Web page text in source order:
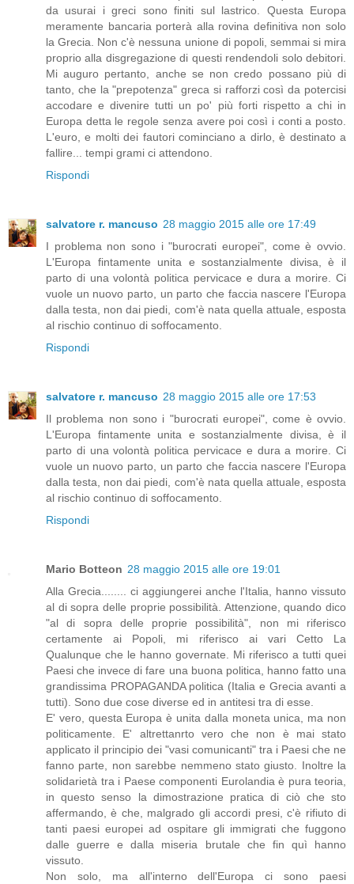
da usurai i greci sono finiti sul lastrico. Questa Europa
meramente bancaria porterà alla rovina definitiva non solo
la Grecia. Non c'è nessuna unione di popoli, semmai si mira
proprio alla disgregazione di questi rendendoli solo debitori.
Mi auguro pertanto, anche se non credo possano più di
tanto, che la "prepotenza" greca si rafforzi così da potercisi
accodare e divenire tutti un po' più forti rispetto a chi in
Europa detta le regole senza avere poi così i conti a posto.
L'euro, e molti dei fautori cominciano a dirlo, è destinato a
fallire... tempi grami ci attendono.
Rispondi
salvatore r. mancuso 28 maggio 2015 alle ore 17:49
I problema non sono i "burocrati europei", come è ovvio.
L'Europa fintamente unita e sostanzialmente divisa, è il
parto di una volontà politica pervicace e dura a morire. Ci
vuole un nuovo parto, un parto che faccia nascere l'Europa
dalla testa, non dai piedi, com'è nata quella attuale, esposta
al rischio continuo di soffocamento.
Rispondi
salvatore r. mancuso 28 maggio 2015 alle ore 17:53
Il problema non sono i "burocrati europei", come è ovvio.
L'Europa fintamente unita e sostanzialmente divisa, è il
parto di una volontà politica pervicace e dura a morire. Ci
vuole un nuovo parto, un parto che faccia nascere l'Europa
dalla testa, non dai piedi, com'è nata quella attuale, esposta
al rischio continuo di soffocamento.
Rispondi
Mario Botteon 28 maggio 2015 alle ore 19:01
Alla Grecia........ ci aggiungerei anche l'Italia, hanno vissuto
al di sopra delle proprie possibilità. Attenzione, quando dico
"al di sopra delle proprie possibilità", non mi riferisco
certamente ai Popoli, mi riferisco ai vari Cetto La
Qualunque che le hanno governate. Mi riferisco a tutti quei
Paesi che invece di fare una buona politica, hanno fatto una
grandissima PROPAGANDA politica (Italia e Grecia avanti a
tutti). Sono due cose diverse ed in antitesi tra di esse.
E' vero, questa Europa è unita dalla moneta unica, ma non
politicamente. E' altrettanrto vero che non è mai stato
applicato il principio dei "vasi comunicanti" tra i Paesi che ne
fanno parte, non sarebbe nemmeno stato giusto. Inoltre la
solidarietà tra i Paese componenti Eurolandia è pura teoria,
in questo senso la dimostrazione pratica di ciò che sto
affermando, è che, malgrado gli accordi presi, c'è rifiuto di
tanti paesi europei ad ospitare gli immigrati che fuggono
dalle guerre e dalla miseria brutale che fin quì hanno
vissuto.
Non solo, ma all'interno dell'Europa ci sono paesi